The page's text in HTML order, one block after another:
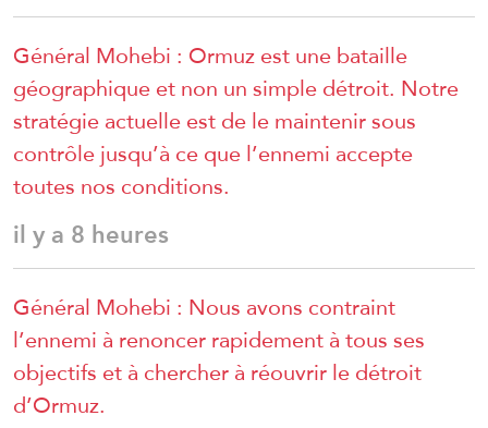
Général Mohebi : Ormuz est une bataille
géographique et non un simple détroit. Notre
stratégie actuelle est de le maintenir sous
contrôle jusqu’à ce que l’ennemi accepte
toutes nos conditions.
il y a 8 heures
Général Mohebi : Nous avons contraint
l’ennemi à renoncer rapidement à tous ses
objectifs et à chercher à réouvrir le détroit
d’Ormuz.